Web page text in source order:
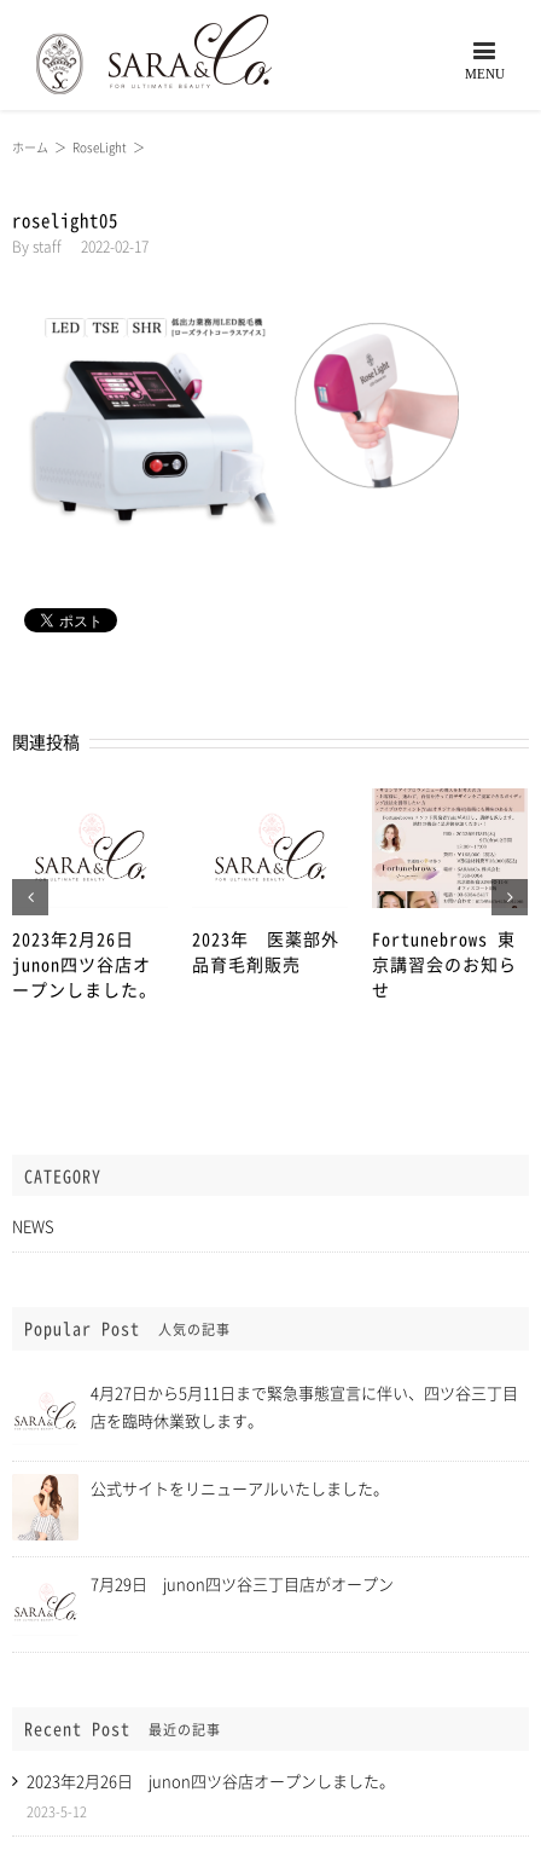
ホーム ＞ RoseLight ＞
roselight05
Bystaff 2022-02-17
関連投稿
2023年2月26日
junon四ツ谷店オ
ープンしました。
2023年 医薬部外
品育毛剤販売
Fortunebrows 東
京講習会のお知ら
せ
CATEGORY
NEWS
Popular Post 人気の記事
4月27日から5月11日まで緊急事態宣言に伴い、四ツ谷三丁目
店を臨時休業致します。
公式サイトをリニューアルいたしました。
7月29日 junon四ツ谷三丁目店がオープン
Recent Post 最近の記事
2023年2月26日 junon四ツ谷店オープンしました。
2023-5-12